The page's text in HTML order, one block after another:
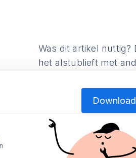
Was dit artikel nuttig?
het alstublieft met
Download